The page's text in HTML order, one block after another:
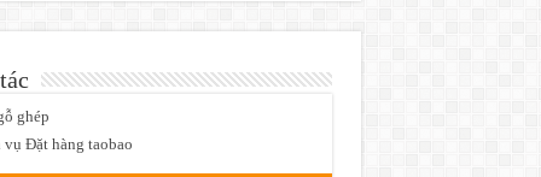
ghép
vụ Đặt hàng taobao